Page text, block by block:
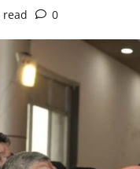
read 0